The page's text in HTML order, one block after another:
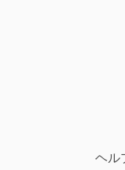
ヘル